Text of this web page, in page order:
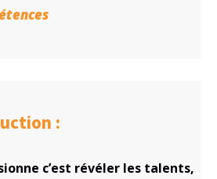
:
c’est révéler les talents,